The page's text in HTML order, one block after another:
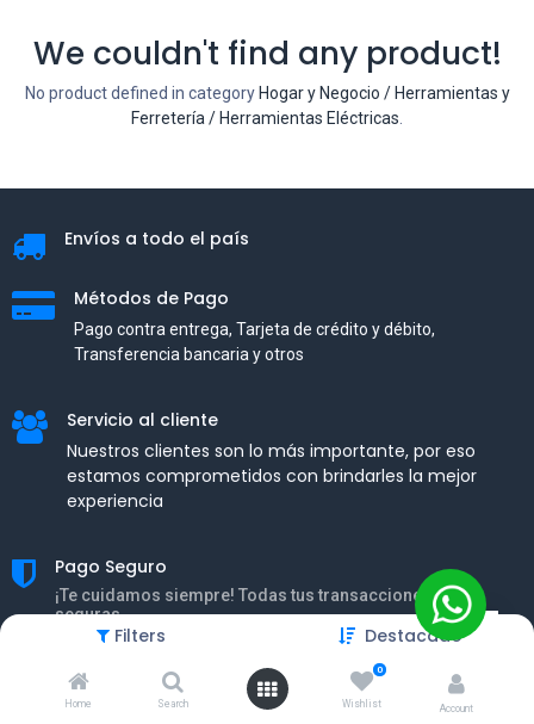
Filters Destacado
Home Search
0
Wishlist Account
We couldn't find any product!
No product defined in category Hogar y Negocio / Herramientas y
Ferretería / Herramientas Eléctricas
Envíos a todo el país
Métodos de Pago
Pago contra entrega, Tarjeta de crédito y débito,
Transferencia bancaria y otros
Servicio al cliente
Nuestros clientes son lo más importante, por eso
estamos comprometidos con brindarles la mejor
experiencia
Pago Seguro
¡Te cuidamos siempre! Todas tus transacciones son
seguras.